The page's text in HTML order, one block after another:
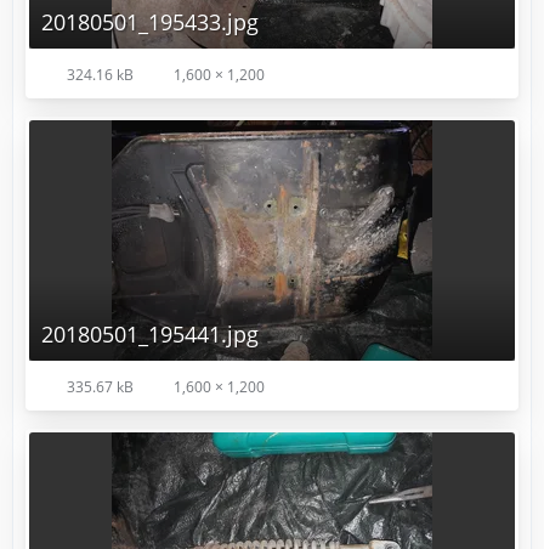
20180501_195433.jpg
324.16 kB 1,600 × 1,200
20180501_195441.jpg
335.67 kB 1,600 × 1,200